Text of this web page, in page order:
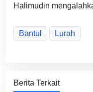
Halimudin
Bantul Lurah
Berita Terkait